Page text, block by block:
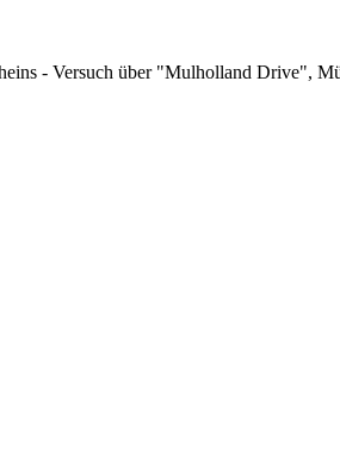
- Versuch über "Mulholland Drive",